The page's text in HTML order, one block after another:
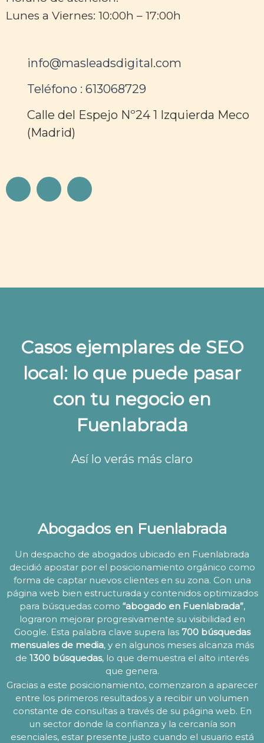
Lunes a Viernes: 10:00h – 17:00h
info@masleadsdigital.com
Teléfono : 613068729
Calle del Espejo Nº24 1 Izquierda Meco
(Madrid)
Casos ejemplares de SEO
local: lo que puede pasar
con tu negocio en
Fuenlabrada
Así lo verás más claro
Abogados en Fuenlabrada
Un despacho de abogados ubicado en Fuenlabrada
decidió apostar por el posicionamiento orgánico como
forma de captar nuevos clientes en su zona. Con una
página web bien estructurada y contenidos optimizados
para búsquedas como “abogado en Fuenlabrada”,
lograron mejorar progresivamente su visibilidad en
Google. Esta palabra clave supera las 700 búsquedas
mensuales de media, y en algunos meses alcanza más
de 1300 búsquedas, lo que demuestra el alto interés
que genera.
Gracias a este posicionamiento, comenzaron a aparecer
entre los primeros resultados y a recibir un volumen
constante de consultas a través de su página web. En
un sector donde la confianza y la cercanía son
esenciales, estar presente justo cuando el usuario está